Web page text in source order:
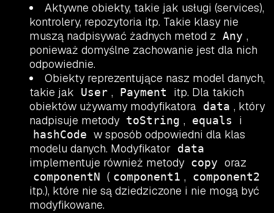
Aktywne obiekty, takie jak usługi (services),
kontrolery, repozytoria itp. Takie klasy nie
muszą nadpisywać żadnych metod z Any ,
ponieważ domyślne zachowanie jest dla nich
odpowiednie.
Obiekty reprezentujące nasz model danych,
takie jak
User , Payment
itp. Dla takich
obiektów używamy modyfikatora data , który
nadpisuje metody toString , equals i
hashCode w sposób odpowiedni dla klas
modelu danych. Modyfikator data
implementuje również metody copy oraz
componentN ( component1 , component2
itp.), które nie są dziedziczone i nie mogą być
modyfikowane.